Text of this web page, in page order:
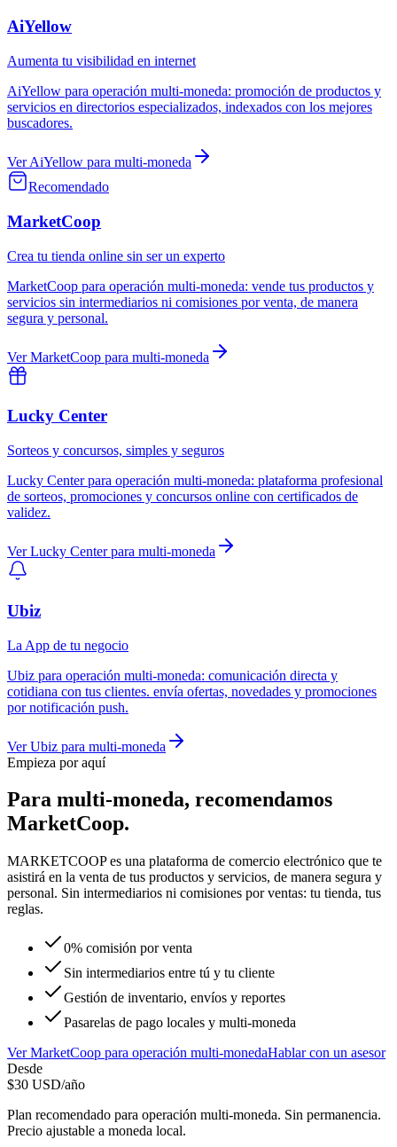
AiYellow
Aumenta tu visibilidad en internet
AiYellow para operación multi-moneda: promoción de productos y
servicios en directorios especializados, indexados con los mejores
buscadores.
VerAiYellow para multi-moneda
Recomendado
MarketCoop
Crea tu tienda online sin ser un experto
MarketCoop para operación multi-moneda: vende tus productos y
servicios sin intermediarios ni comisiones por venta, de manera
segura y personal.
VerMarketCoop para multi-moneda
Lucky Center
Sorteos y concursos, simples y seguros
Lucky Centerpara operación multi-moneda: plataforma profesional
de sorteos, promociones y concursos online con certificados de
validez.
VerLucky Centerpara multi-moneda
Ubiz
La App de tu negocio
Ubiz para operación multi-moneda: comunicación directa y
cotidiana con tus clientes. envía ofertas, novedades y promociones
por notificación push.
VerUbiz para multi-moneda
Empieza por aquí
Para multi-moneda, recomendamos
MarketCoop.
MARKETCOOP es una plataforma de comercio electrónico que te
asistirá en la venta de tus productos y servicios, de manera segura y
personal. Sin intermediarios ni comisiones por ventas: tu tienda, tus
reglas.
0% comisión por venta
Sin intermediarios entre tú y tu cliente
Gestión de inventario, envíos y reportes
Pasarelas de pago locales y multi-moneda
VerMarketCoop para operación multi-monedaHablar con un asesor
Desde
$30 USD/año
Plan recomendado para operación multi-moneda. Sin permanencia.
Precio ajustable a moneda local.